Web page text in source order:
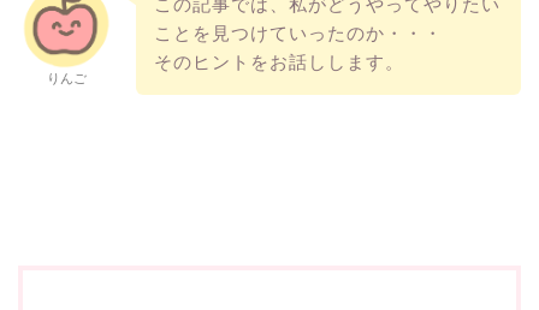
りんご
この記事では、私がどうやってやりたい
ことを見つけていったのか・・・
そのヒントをお話しします。